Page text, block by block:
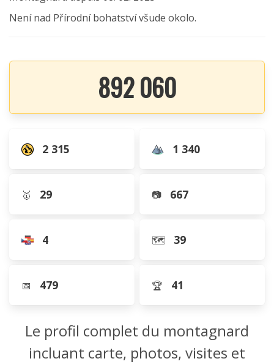
Není nad Přírodní bohatství všude okolo.
892 060
2 315 1 340
🥇 29 📷 667
4 🗺️ 39
📅 479 🏆 41
Le profil complet du montagnard
incluant carte, photos, visites et